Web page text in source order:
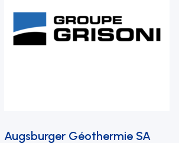
Augsburger Géothermie SA